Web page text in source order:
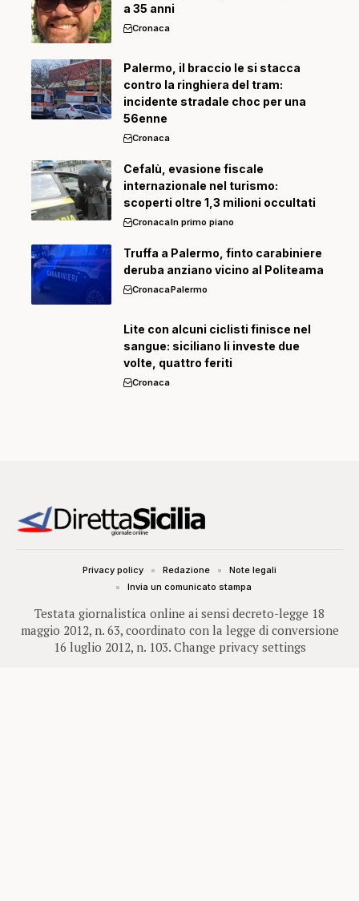
a 35 anni
Cronaca
Palermo, il braccio le si stacca
contro la ringhiera del tram:
incidente stradale choc per una
56enne
Cronaca
Cefalù, evasione fiscale
internazionale nel turismo:
scoperti oltre 1,3 milioni occultati
CronacaIn primo piano
Truffa a Palermo, finto carabiniere
deruba anziano vicino al Politeama
CronacaPalermo
Lite con alcuni ciclisti finisce nel
sangue: siciliano li investe due
volte, quattro feriti
Cronaca
Testata giornalistica online ai sensi decreto-legge 18
maggio 2012, n. 63, coordinato con la legge di conversione
16 luglio 2012, n. 103. Change privacy settings
Privacy policy Redazione
Note legali
Invia un comunicato stampa